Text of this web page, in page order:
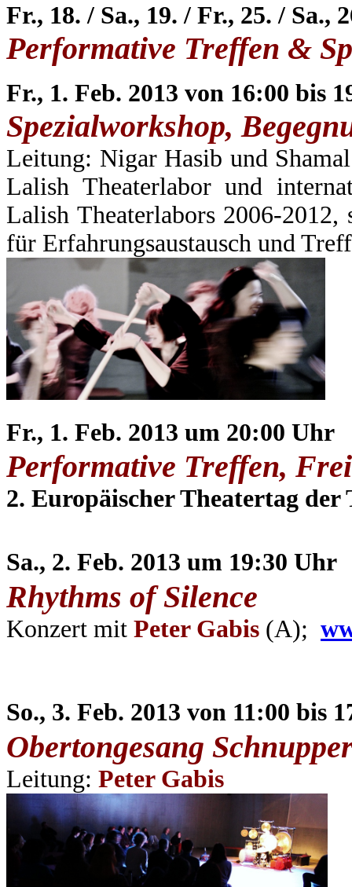
Fr., 18. / Sa., 19. / Fr., 25. / Sa.,
Performative Treffen &
Fr., 1. Feb. 2013 von 16:00 bis
Spezialworkshop,
Leitung: Nigar Hasib und
Lalish Theaterlabor und
Lalish Theaterlabors 2006-2012,
für Erfahrungsaustausch und
Fr., 1. Feb. 2013 um 20:00 Uhr
Performative Treffen,
2. Europäischer Theatertag der
Sa., 2. Feb. 2013 um 19:30 Uhr
Rhythms of Silence
Konzert mit Peter Gabis (A);
So., 3. Feb. 2013 von 11:00 bis
Obertongesang
Leitung: Peter Gabis